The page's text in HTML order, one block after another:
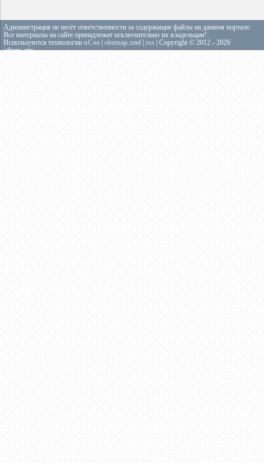
Администрация не несёт ответственности за содержащие файлы на данном портале.
Все материалы на сайте принадлежат исключительно их владельцам!
Используются технологии uCoz sitemap.xml rss | Copyright © 2012 - 2026
«theps.art»